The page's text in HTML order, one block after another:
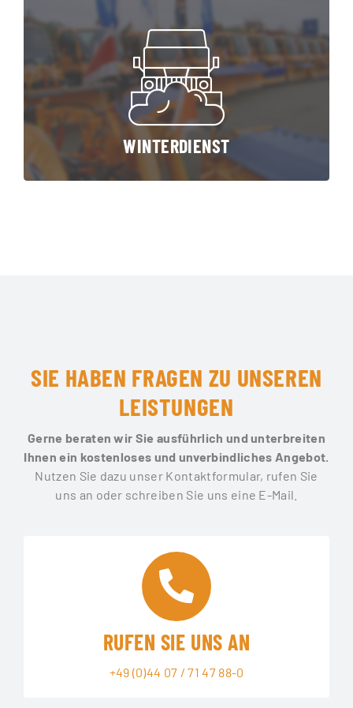
WINTERDIENST
SIE HABEN FRAGEN ZU UNSEREN
LEISTUNGEN
Gerne beraten wir Sie ausführlich und unterbreiten
Ihnen ein kostenloses und unverbindliches Angebot.
Nutzen Sie dazu unser Kontaktformular, rufen Sie
uns an oder schreiben Sie uns eine E-Mail.
RUFEN SIE UNS AN
+49 (0)44 07 / 71 47 88-0